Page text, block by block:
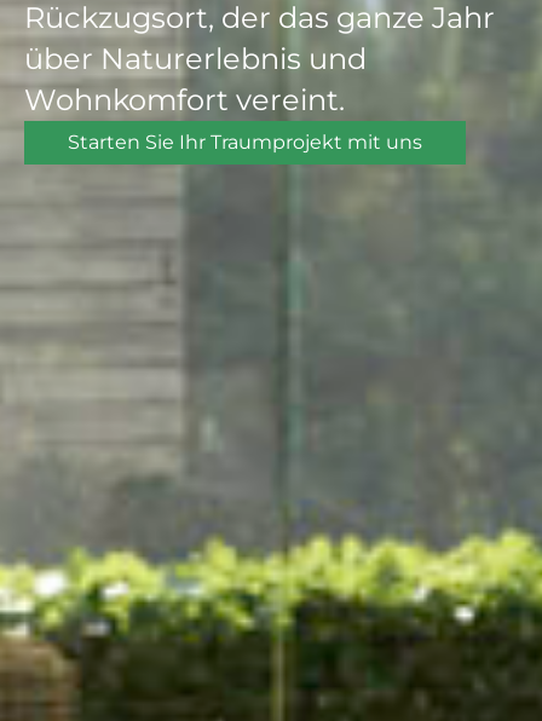
Rückzugsort, der das ganze Jahr
über Naturerlebnis und
Wohnkomfort vereint.
Starten Sie Ihr Traumprojekt mit uns